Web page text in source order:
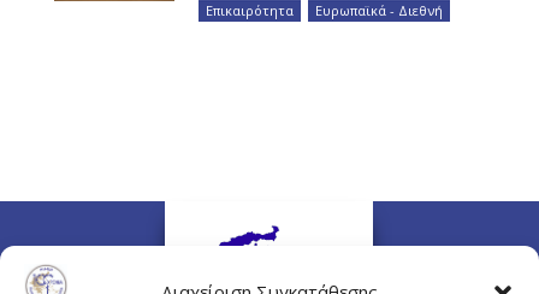
Επικαιρότητα Ευρωπαϊκά - Διεθνή